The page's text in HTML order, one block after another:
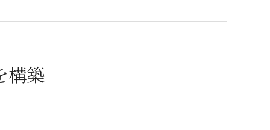
構築